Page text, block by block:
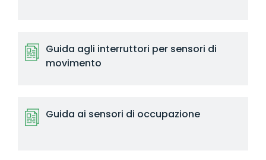
Guida agli interruttori per sensori di
movimento
Guida ai sensori di occupazione